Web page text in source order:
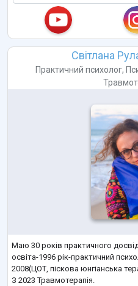
Світлана
Практичний психолог,
Маю 30 років практичного
освіта-1996 рік-практичний
2008(ЦОТ, піскова юнгіанська
З 2023 Травмотерапія.